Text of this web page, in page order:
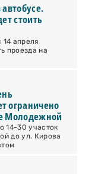
стоить
14 апреля
проезда на
ограничено
Молодежной
14-30 участок
до ул. Кирова